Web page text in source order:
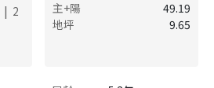
| 2
主+陽
49.19
地坪
9.65